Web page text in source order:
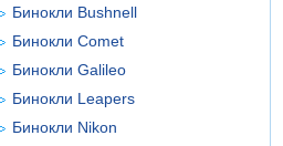
Бинокли Bushnell
Бинокли Comet
Бинокли Galileo
Бинокли Leapers
Бинокли Nikon